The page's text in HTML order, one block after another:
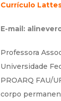
Currículo
E-mail:
Professora
Universidade
PROARQ FAU/
corpo